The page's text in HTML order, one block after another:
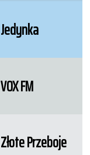
Jedynka
VOX FM
Złote Przeboje